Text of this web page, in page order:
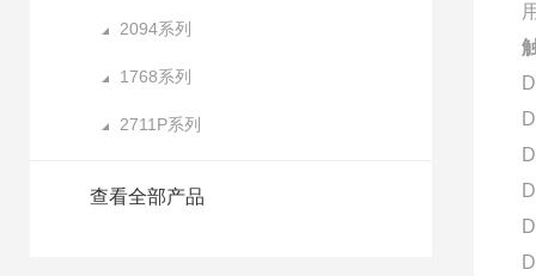
2094系列
1768系列
2711P系列
查看全部产品